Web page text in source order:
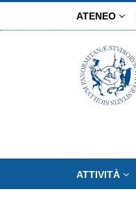
ATENEO
ATTIVITÀ